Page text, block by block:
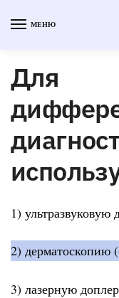
МЕНЮ
Для
1)
2) дерматоскопию
3) лазерную